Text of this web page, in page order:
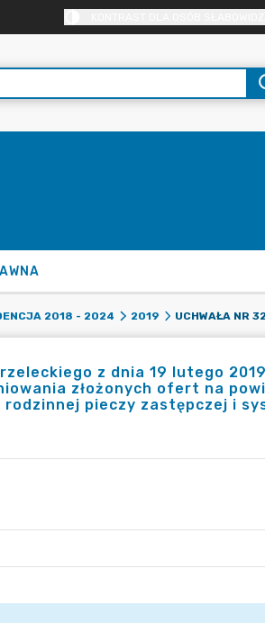
2018 - 2024 2019
z dnia 19 lutego
złożonych ofert na
pieczy zastępczej i